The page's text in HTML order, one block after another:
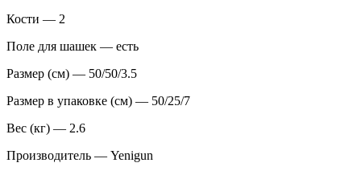
Кости — 2
Поле для шашек — есть
Размер (см) — 50/50/3.5
Размер в упаковке (см) — 50/25/7
Вес (кг) — 2.6
Производитель — Yenigun